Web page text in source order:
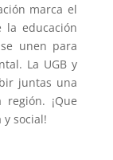
marca el
educación
unen para
La UGB y
juntas una
¡Que
social!